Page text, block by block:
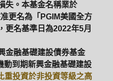
失。本基金名稱業於
更名為「PGIM美國全方
更名基準日為2022年5月
金融基礎建設債券基金
動到期新興金融基礎建設
重投資於非投資等級之高